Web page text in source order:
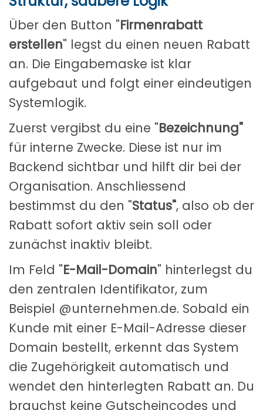
Über den Button "Firmenrabatt
erstellen" legst du einen neuen Rabatt
an. Die Eingabemaske ist klar
aufgebaut und folgt einer eindeutigen
Systemlogik.
Zuerst vergibst du eine "Bezeichnung"
für interne Zwecke. Diese ist nur im
Backend sichtbar und hilft dir bei der
Organisation. Anschliessend
bestimmst du den "Status", also ob der
Rabatt sofort aktiv sein soll oder
zunächst inaktiv bleibt.
Im Feld "E-Mail-Domain" hinterlegst du
den zentralen Identifikator, zum
Beispiel @unternehmen.de. Sobald ein
Kunde mit einer E-Mail-Adresse dieser
Domain bestellt, erkennt das System
die Zugehörigkeit automatisch und
wendet den hinterlegten Rabatt an. Du
brauchst keine Gutscheincodes und